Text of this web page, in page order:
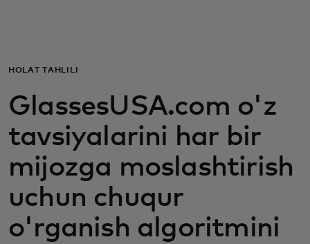
Biznes uchun
Butun dunyo uchun
Innovatorlar uchun
Yangiliklar va trendlar
HOLAT TAHLILI
GlassesUSA.com o'z
tavsiyalarini har bir
mijozga moslashtirish
uchun chuqur
o'rganish algoritmini